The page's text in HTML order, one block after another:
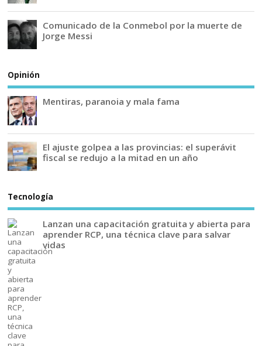
Comunicado de la Conmebol por la muerte de
Jorge Messi
Opinión
Mentiras, paranoia y mala fama
El ajuste golpea a las provincias: el superávit
fiscal se redujo a la mitad en un año
Tecnología
Lanzan una capacitación gratuita y abierta para
aprender RCP, una técnica clave para salvar
vidas